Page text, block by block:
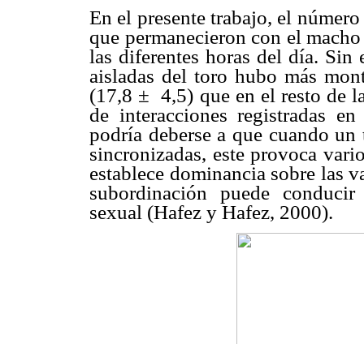
En el presente trabajo, el
que permanecieron con el
las diferentes horas del día. Sin
aisladas del toro hubo más
(17,8 ± 4,5) que en el resto de
de interacciones registradas
podría deberse a que cuando
sincronizadas, este provoca
establece dominancia sobre las
subordinación puede
sexual (Hafez y Hafez, 2000).